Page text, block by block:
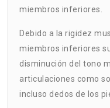
miembros inferiores.
Debido a la rigidez
miembros inferiores
disminución del tono
articulaciones como
incluso dedos de los